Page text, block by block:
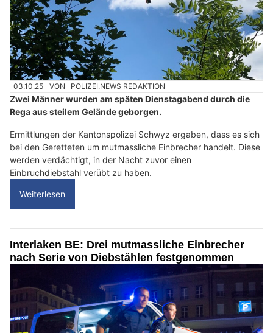
03.10.25 VON POLIZEI.NEWS REDAKTION
Zwei Männer wurden am späten Dienstagabend durch die
Rega aus steilem Gelände geborgen.
Ermittlungen der Kantonspolizei Schwyz ergaben, dass es sich
bei den Geretteten um mutmassliche Einbrecher handelt. Diese
werden verdächtigt, in der Nacht zuvor einen
Einbruchdiebstahl verübt zu haben.
Weiterlesen
Interlaken BE: Drei mutmassliche Einbrecher
nach Serie von Diebstählen festgenommen